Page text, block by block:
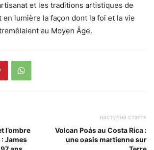
et les traditions artistiques de
en lumière la façon dont la foi et la vie
au Moyen Âge.
l’ombre
James
наступна стаття
Volcan Poás au Costa Rica :
une oasis martienne sur